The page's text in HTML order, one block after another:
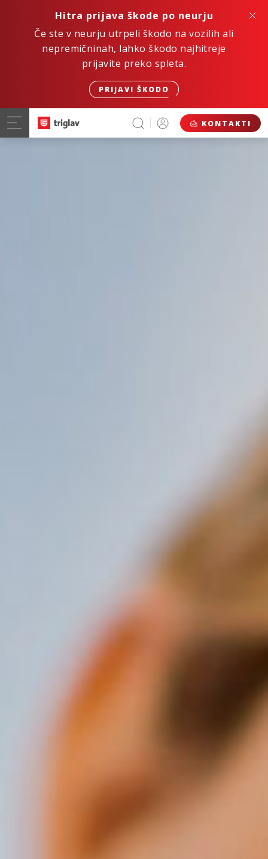
Hitra prijava škode po neurju
Če ste v neurju utrpeli škodo na vozilih ali
nepremičninah, lahko škodo najhitreje
prijavite preko spleta.
PRIJAVI ŠKODO
KONTAKTI